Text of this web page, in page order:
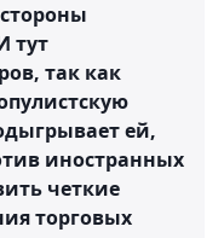
тут
так как
ей,
иностранных
четкие
торговых